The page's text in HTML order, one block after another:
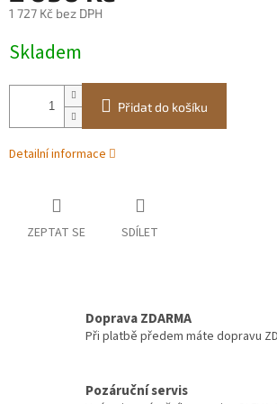
1 727 Kč bez DPH
cena:
Skladem
Přidat do košíku
Detailní informace
ZEPTAT SE SDÍLET
Doprava ZDARMA
Při platbě předem máte dopravu
Pozáruční servis